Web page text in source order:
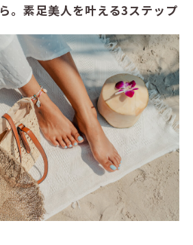
。素足美人を叶える3ステップ